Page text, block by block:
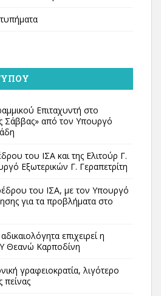
Επιταχυντή στο
Σάββας» από τον Υπουργό
του ΙΣΑ και της Ελιτούρ Γ.
Εξωτερικών Γ. Γεραπετρίτη
του ΙΣΑ, με τον Υπουργό
για τα προβλήματα στο
επιχειρεί η
Θεανώ Καρποδίνη
γραφειοκρατία, λιγότερο
πείνας